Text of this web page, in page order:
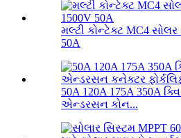
મલ્ટી કોન્ટેક્ટ MC4
50A
50A 120A 175A 350A
એન્ડરસન કોન...